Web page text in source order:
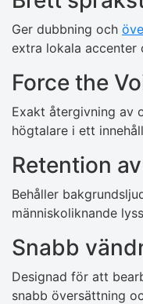
Ger dubbning och
extra lokala accenter
Force the
Exakt återgivning av
högtalare i ett
Retention
Behåller
människoliknande
Snabb
Designad för att
snabb översättning